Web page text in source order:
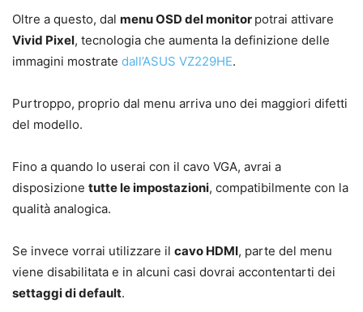
Oltre a questo, dal menu OSD del monitor potrai attivare
Vivid Pixel, tecnologia che aumenta la definizione delle
immagini mostrate dall’ASUS VZ229HE.
Purtroppo, proprio dal menu arriva uno dei maggiori difetti
del modello.
Fino a quando lo userai con il cavo VGA, avrai a
disposizione tutte le impostazioni, compatibilmente con la
qualità analogica.
Se invece vorrai utilizzare il cavo HDMI, parte del menu
viene disabilitata e in alcuni casi dovrai accontentarti dei
settaggi di default.